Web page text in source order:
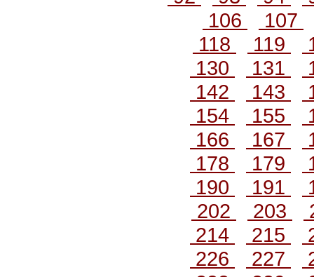
106
107
118
119
130
131
142
143
154
155
166
167
178
179
190
191
202
203
214
215
226
227